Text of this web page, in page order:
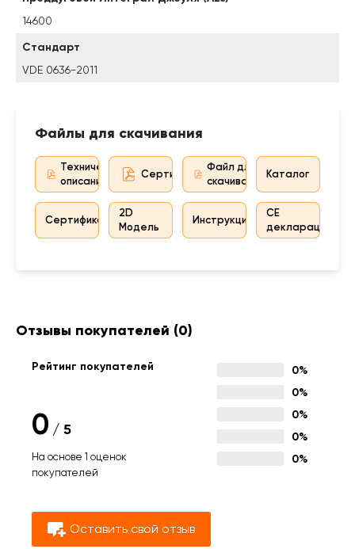
14600
Стандарт
VDE 0636-2011
Файлы для скачивания
Техническое
описание
Сертификат дистрибьютора
Файл для
скачивания
Каталог
Сертификат
2D
Модель
Инструкция
CE
декларация
Отзывы покупателей (0)
Рейтинг покупателей
0 / 5
На основе 1 оценок
покупателей
0%
0%
0%
0%
0%
Оставить свой отзыв